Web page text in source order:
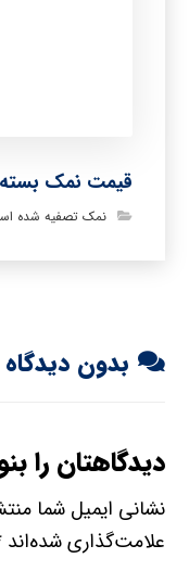
قیمت نمک
نمک تصفیه شده
بدون دیدگاه
دیدگاهتان را
نشانی ایمیل شما
علامت‌گذاری شده‌اند